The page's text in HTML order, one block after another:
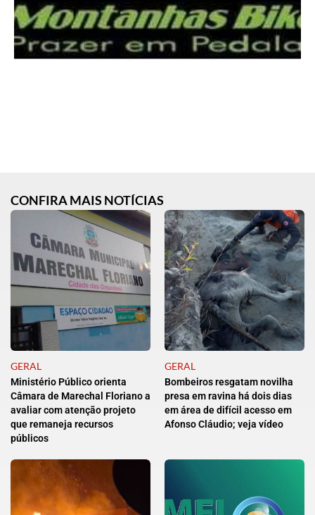
CONFIRA MAIS NOTÍCIAS
GERAL
Ministério Público orienta
Câmara de Marechal Floriano a
avaliar com atenção projeto
que remaneja recursos
públicos
GERAL
Bombeiros resgatam novilha
presa em ravina há dois dias
em área de difícil acesso em
Afonso Cláudio; veja vídeo